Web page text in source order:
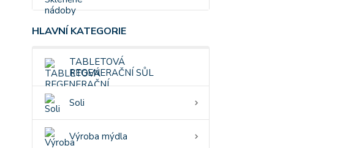
HLAVNÍ KATEGORIE
TABLETOVÁ
REGENERAČNÍ SŮL
Soli
Výroba mýdla